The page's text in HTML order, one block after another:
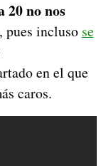
20 no nos
pues incluso se
en el que
caros.